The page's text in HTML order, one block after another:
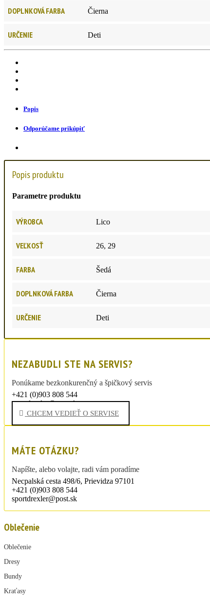
DOPLNKOVÁ FARBA Čierna
URČENIE Deti
Popis
Odporúčame prikúpiť
Popis produktu
Parametre produktu
VÝROBCA Lico
VEĽKOSŤ 26, 29
FARBA Šedá
DOPLNKOVÁ FARBA Čierna
URČENIE Deti
NEZABUDLI STE NA SERVIS?
Ponúkame bezkonkurenčný a špičkový servis
+421 (0)903 808 544
sportdrexler@post.sk
CHCEM VEDIEŤ O SERVISE
MÁTE OTÁZKU?
Napíšte, alebo volajte, radi vám poradíme
Necpalská cesta 498/6, Prievidza 97101
+421 (0)903 808 544
sportdrexler@post.sk
Oblečenie
Oblečenie
Dresy
Bundy
Kraťasy